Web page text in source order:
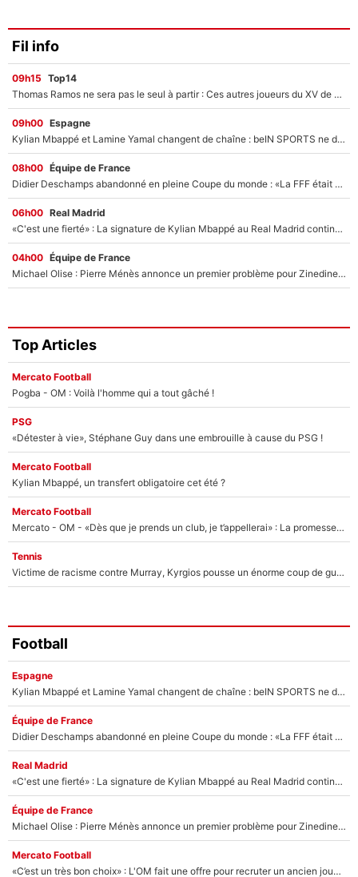
Fil info
09h15 Top14
Thomas Ramos ne sera pas le seul à partir : Ces autres joueurs du XV de France pourraient aussi quitter le Stade Toulousain, un club de Top 14 est déjà sur les rangs
09h00 Espagne
Kylian Mbappé et Lamine Yamal changent de chaîne : beIN SPORTS ne digère pas cette décision historique et prédit un fiasco pour la Liga
08h00 Équipe de France
Didier Deschamps abandonné en pleine Coupe du monde : «La FFF était déjà passée à Zinedine Zidane»
06h00 Real Madrid
«C'est une fierté» : La signature de Kylian Mbappé au Real Madrid continue de régaler l'Espagne
04h00 Équipe de France
Michael Olise : Pierre Ménès annonce un premier problème pour Zinedine Zidane en équipe de France
Top Articles
Mercato Football
Pogba - OM : Voilà l'homme qui a tout gâché !
PSG
«Détester à vie», Stéphane Guy dans une embrouille à cause du PSG !
Mercato Football
Kylian Mbappé, un transfert obligatoire cet été ?
Mercato Football
Mercato - OM - «Dès que je prends un club, je t’appellerai» : La promesse de Marcelino au moment de claquer la porte
Tennis
Victime de racisme contre Murray, Kyrgios pousse un énorme coup de gueule !
Football
Espagne
Kylian Mbappé et Lamine Yamal changent de chaîne : beIN SPORTS ne digère pas cette décision historique et prédit un fiasco pour la Liga
Équipe de France
Didier Deschamps abandonné en pleine Coupe du monde : «La FFF était déjà passée à Zinedine Zidane»
Real Madrid
«C'est une fierté» : La signature de Kylian Mbappé au Real Madrid continue de régaler l'Espagne
Équipe de France
Michael Olise : Pierre Ménès annonce un premier problème pour Zinedine Zidane en équipe de France
Mercato Football
«C’est un très bon choix» : L'OM fait une offre pour recruter un ancien joueur du PSG... et c'est validé dans l'After Foot !